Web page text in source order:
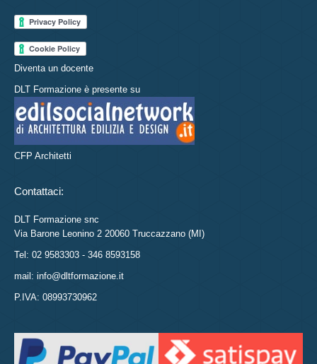
Diventa un docente
DLT Formazione è presente su
CFP Architetti
Contattaci:
DLT Formazione snc
Via Barone Leonino 2 20060 Truccazzano (MI)
Tel: 02 9583303 - 346 8593158
mail: info@dltformazione.it
P.IVA: 08993730962